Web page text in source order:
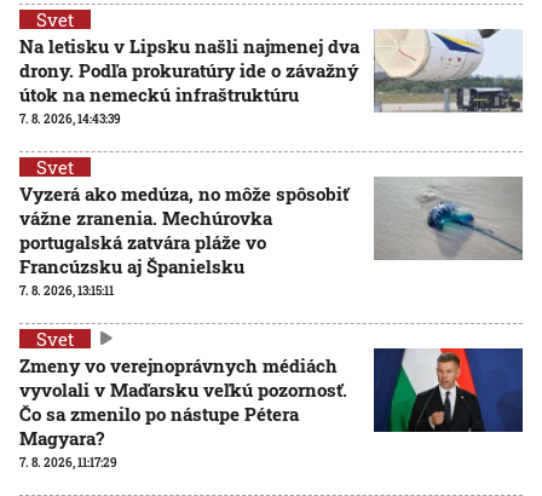
Svet
Na letisku v Lipsku našli najmenej dva
drony. Podľa prokuratúry ide o závažný
útok na nemeckú infraštruktúru
7. 8. 2026, 14:43:39
Svet
Vyzerá ako medúza, no môže spôsobiť
vážne zranenia. Mechúrovka
portugalská zatvára pláže vo
Francúzsku aj Španielsku
7. 8. 2026, 13:15:11
Svet
Zmeny vo verejnoprávnych médiách
vyvolali v Maďarsku veľkú pozornosť.
Čo sa zmenilo po nástupe Pétera
Magyara?
7. 8. 2026, 11:17:29